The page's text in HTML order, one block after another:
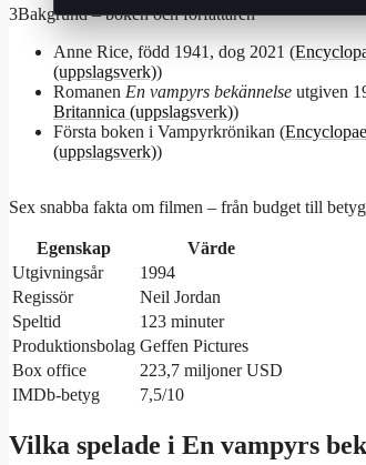
3Bakgrund – boken och författaren
Anne Rice, född 1941, dog 2021 (
(uppslagsverk))
Romanen En vampyrs bekännelse utgiven
Britannica (uppslagsverk))
Första boken i Vampyrkrönikan (
(uppslagsverk))
Sex snabba fakta om filmen – från budget till
Egenskap
Värde
Utgivningsår
1994
Regissör
Neil Jordan
Speltid
123 minuter
Produktionsbolag Geffen Pictures
Box office
223,7 miljoner USD
IMDb-betyg
7,5/10
Vilka spelade i En vampyrs